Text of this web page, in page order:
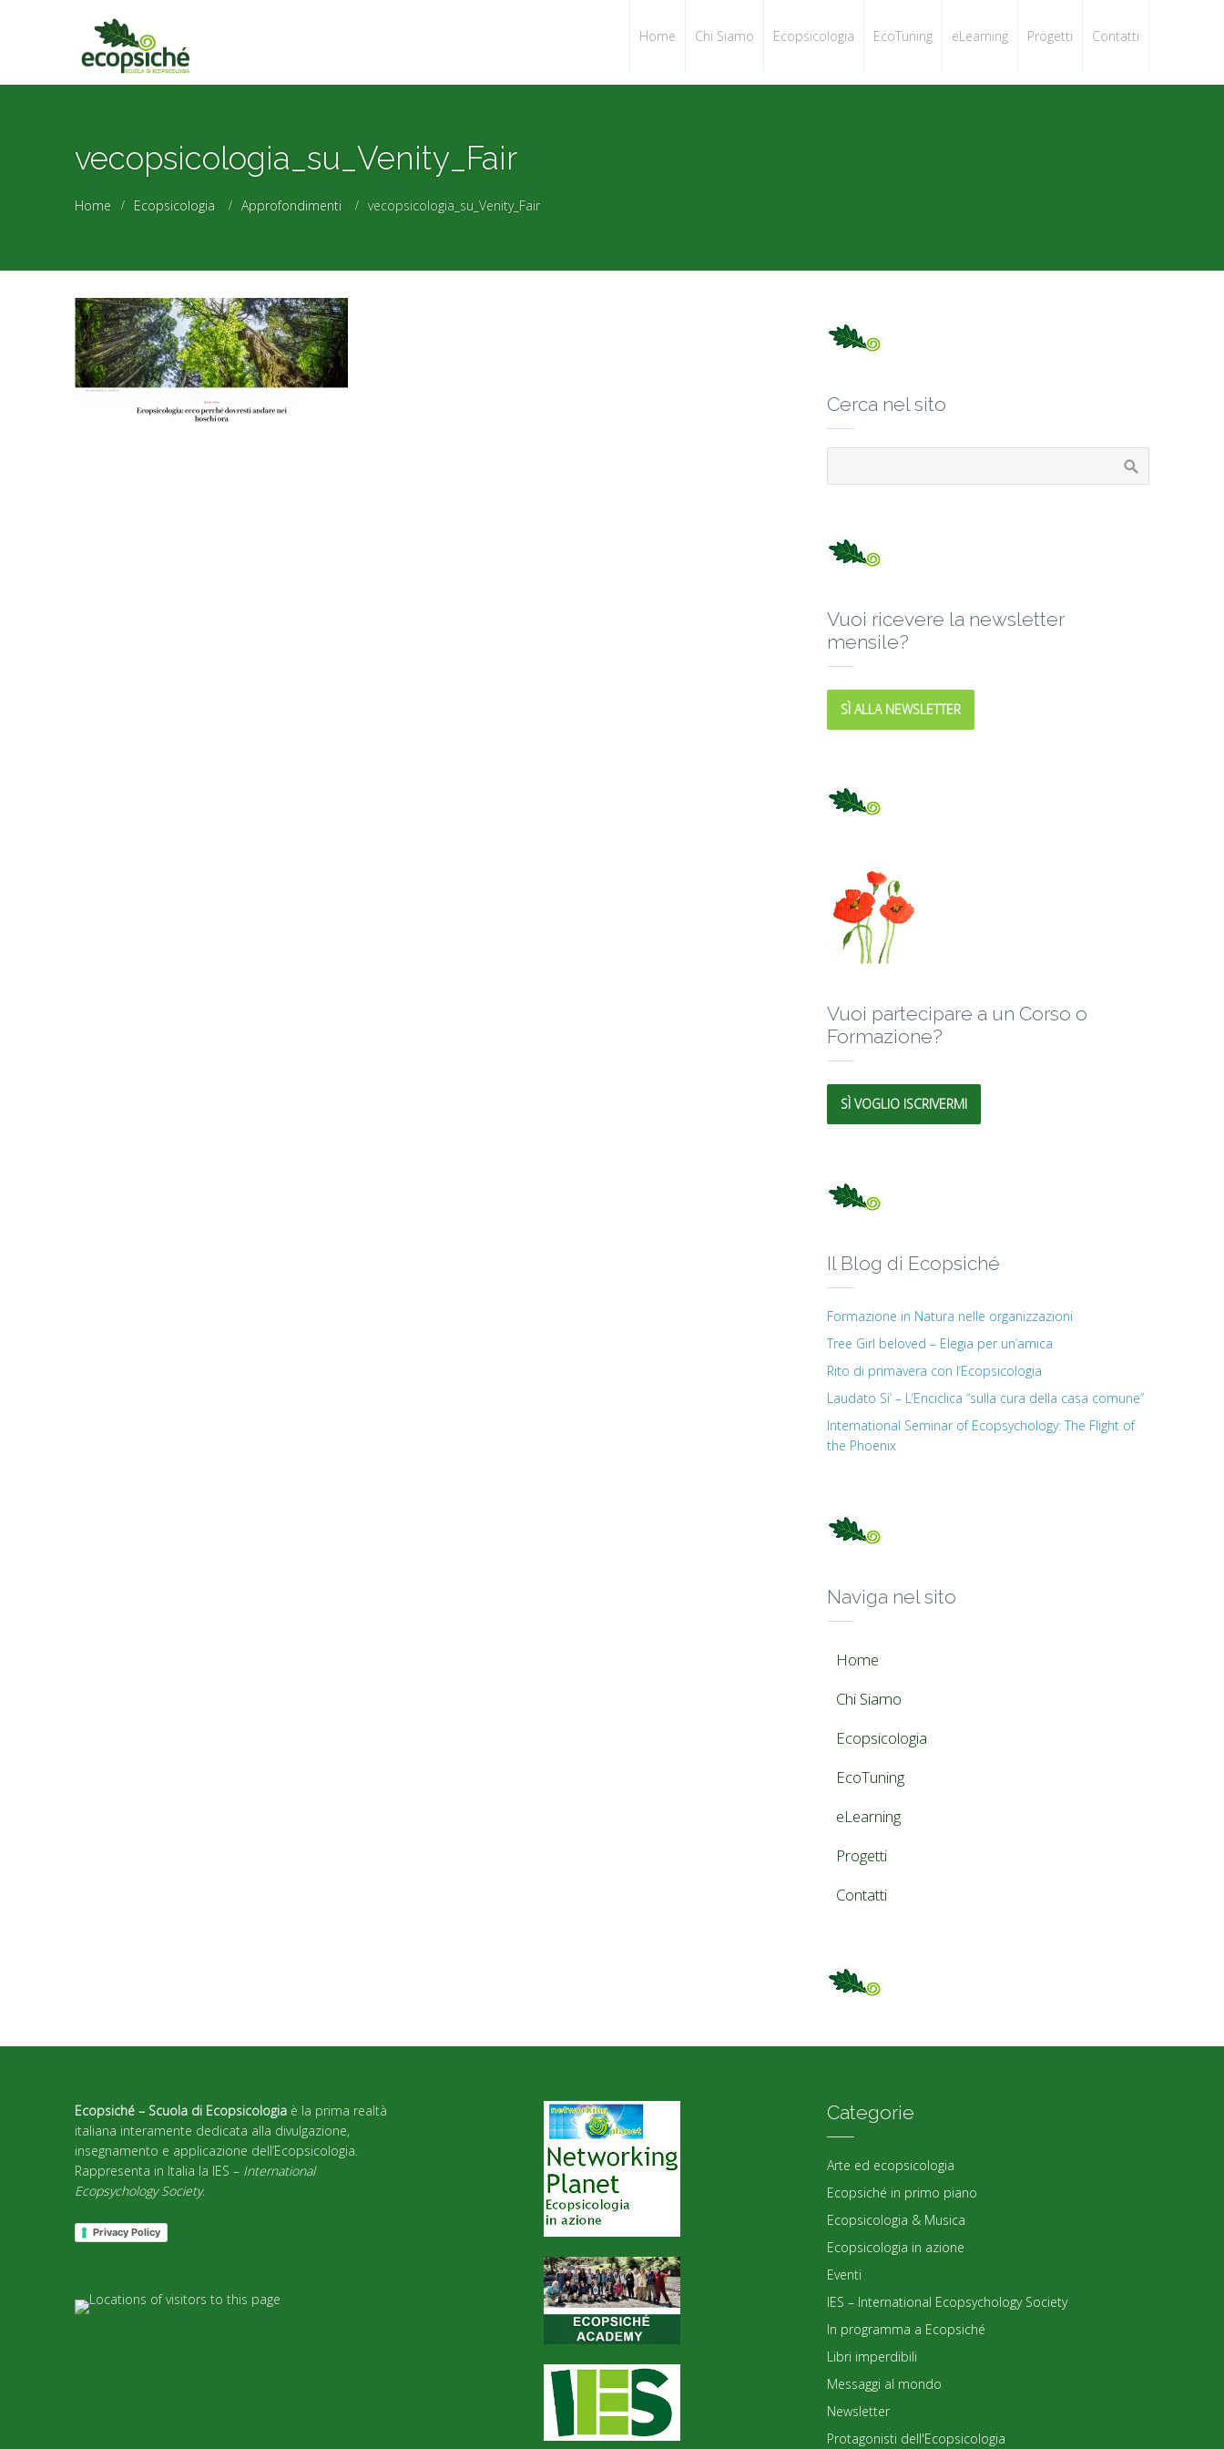
Home Chi Siamo Ecopsicologia EcoTuning eLearning Progetti Contatti
vecopsicologia_su_Venity_Fair
Home Ecopsicologia Approfondimenti vecopsicologia_su_Venity_Fair
Cerca nel sito
Vuoi ricevere la newsletter
mensile?
SÌ ALLA NEWSLETTER
Vuoi partecipare a un Corso o
Formazione?
SÌ VOGLIO ISCRIVERMI
Il Blog di Ecopsiché
Formazione in Natura nelle organizzazioni
Tree Girl beloved – Elegia per un’amica
Rito di primavera con l’Ecopsicologia
Laudato Si’ – L’Enciclica “sulla cura della casa comune”
International Seminar of Ecopsychology: The Flight of
the Phoenix
Naviga nel sito
Home
Chi Siamo
Ecopsicologia
EcoTuning
eLearning
Progetti
Contatti
Ecopsiché – Scuola di Ecopsicologia è la prima realtà
italiana interamente dedicata alla divulgazione,
insegnamento e applicazione dell’Ecopsicologia.
Rappresenta in Italia la IES – International
Ecopsychology Society.
Privacy Policy
Categorie
Arte ed ecopsicologia
Ecopsiché in primo piano
Ecopsicologia & Musica
Ecopsicologia in azione
Eventi
IES – International Ecopsychology Society
In programma a Ecopsiché
Libri imperdibili
Messaggi al mondo
Newsletter
Protagonisti dell'Ecopsicologia